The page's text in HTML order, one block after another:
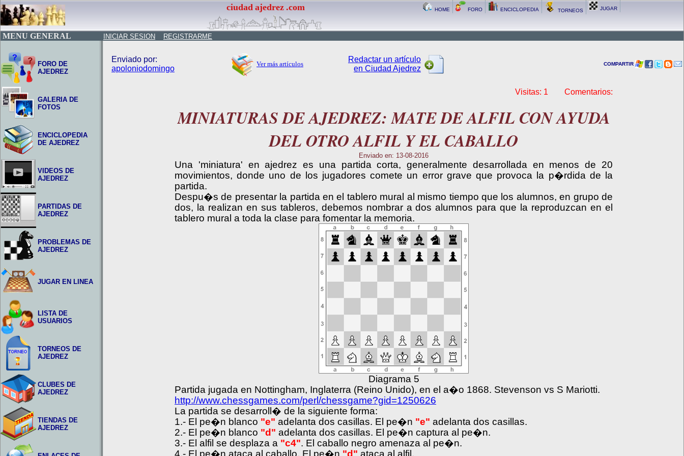
ciudad ajedrez .com HOME FORO ENCICLOPEDIA TORNEOS JUGAR
MENU GENERAL INICIAR SESION REGISTRARME
FORO DE
AJEDREZ
GALERIA DE
FOTOS
ENCICLOPEDIA
DE AJEDREZ
VIDEOS DE
AJEDREZ
PARTIDAS DE
AJEDREZ
PROBLEMAS DE
AJEDREZ
JUGAR EN LINEA
LISTA DE
USUARIOS
TORNEOS DE
AJEDREZ
CLUBES DE
AJEDREZ
TIENDAS DE
AJEDREZ
Enviado por:
apoloniodomingo
Ver más artículos
Redactar un artículo
en Ciudad Ajedrez
COMPARTIR
Visitas: 1 Comentarios:
MINIATURAS DE AJEDREZ: MATE DE ALFIL CON AYUDA
DEL OTRO ALFIL Y EL CABALLO
Enviado en: 13-08-2016
Una 'miniatura' en ajedrez es una partida corta, generalmente desarrollada en menos de 20
movimientos, donde uno de los jugadores comete un error grave que provoca la p�rdida de la
partida.
Despu�s de presentar la partida en el tablero mural al mismo tiempo que los alumnos, en grupo de
dos, la realizan en sus tableros, debemos nombrar a dos alumnos para que la reproduzcan en el
tablero mural a toda la clase para fomentar la memoria.
Diagrama 5
Partida jugada en Nottingham, Inglaterra (Reino Unido), en el a�o 1868. Stevenson vs S Mariotti.
http://www.chessgames.com/perl/chessgame?gid=1250626
La partida se desarroll� de la siguiente forma:
1.- El pe�n blanco "e" adelanta dos casillas. El pe�n "e" adelanta dos casillas.
2.- El pe�n blanco "d" adelanta dos casillas. El pe�n captura al pe�n.
3.- El alfil se desplaza a "c4". El caballo negro amenaza al pe�n.
4.- El pe�n ataca al caballo. El pe�n "d" ataca al alfil.